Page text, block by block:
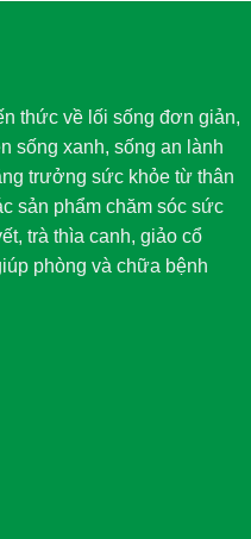
thức về lối sống đơn giản,
sống xanh, sống an lành
trưởng sức khỏe từ thân
sản phẩm chăm sóc sức
trà thìa canh, giảo cổ
phòng và chữa bệnh